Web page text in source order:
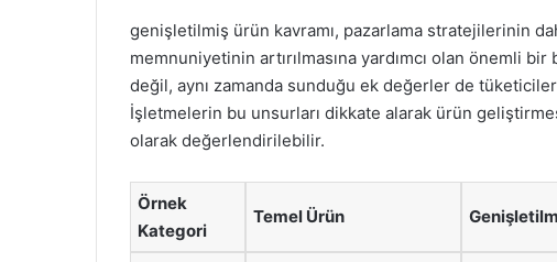
genişletilmiş ürün kavramı, pazarlama stratejilerinin
memnuniyetinin artırılmasına yardımcı olan önemli
değil, aynı zamanda sunduğu ek değerler de
İşletmelerin bu unsurları dikkate alarak ürün
olarak değerlendirilebilir.
Örnek
Kategori
Temel Ürün